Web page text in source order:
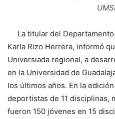
La titular del Departamento
Karla Rizo Herrera, informó
Universiada regional, a
en la Universidad de
los últimos años. En la
deportistas de 11 disciplinas,
fueron 150 jóvenes en 15